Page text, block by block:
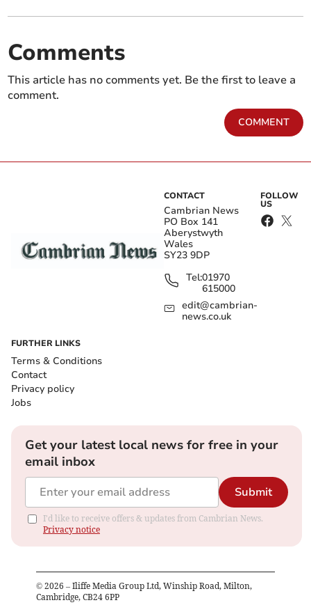
Comments
This article has no comments yet. Be the first to leave a
comment.
COMMENT
CONTACT
Cambrian News
PO Box 141
Aberystwyth
Wales
SY23 9DP
Tel:01970
615000
edit@cambrian-
news.co.uk
FOLLOW
US
FURTHER LINKS
Terms & Conditions
Contact
Privacy policy
Jobs
Get your latest local news for free in your
email inbox
Submit
I'd like to receive offers & updates from Cambrian News.
Privacy notice
© 2026 – Iliffe Media Group Ltd, Winship Road, Milton,
Cambridge, CB24 6PP